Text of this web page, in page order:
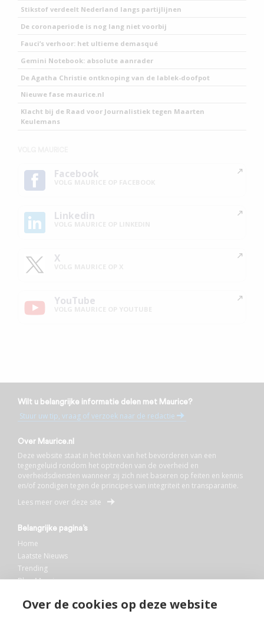
Over de cookies op deze website
Stikstof verdeelt Nederland langs partijlijnen
De coronaperiode is nog lang niet voorbij
Fauci’s verhoor: het ultieme demasqué
Gemini Notebook: absolute aanrader
De Agatha Christie ontknoping van de lablek-doofpot
Nieuwe fase maurice.nl
Klacht bij de Raad voor Journalistiek tegen Maarten
Keulemans
Facebook
Linkedin
X
YouTube
Wilt u belangrijke informatie delen met Maurice?
Stuur uw tip, vraag of verzoek naar de redactie
Over Maurice.nl
Deze website staat in het teken van het bevorderen van een
tegengeluid rondom het optreden van de overheid en
overheidsdiensten wanneer zij zich niet baseren op feiten en kennis
en/of zondigen tegen de principes van integriteit en transparantie.
Lees meer over deze site
Belangrijke pagina’s
Home
Laatste Nieuws
Trending
Blog Maurice
Bibliotheek